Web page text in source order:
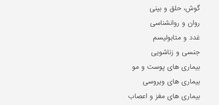
گوش، حلق و بینی
روان و روانشناسی
غدد و متابولیسم
جنسی و زناشویی
بیماری های پوست و مو
بیماری های ویروسی
بیماری های مغز و اعصاب